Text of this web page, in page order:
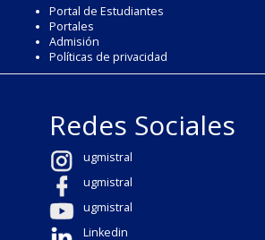
Portal de Estudiantes
Portales
Admisión
Políticas de privacidad
Redes Sociales
ugmistral
ugmistral
ugmistral
Linkedin